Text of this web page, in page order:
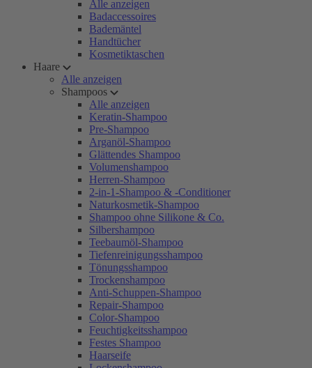
Alle anzeigen
Badaccessoires
Bademäntel
Handtücher
Kosmetiktaschen
Haare
Alle anzeigen
Shampoos
Alle anzeigen
Keratin-Shampoo
Pre-Shampoo
Arganöl-Shampoo
Glättendes Shampoo
Volumenshampoo
Herren-Shampoo
2-in-1-Shampoo & -Conditioner
Naturkosmetik-Shampoo
Shampoo ohne Silikone & Co.
Silbershampoo
Teebaumöl-Shampoo
Tiefenreinigungsshampoo
Tönungsshampoo
Trockenshampoo
Anti-Schuppen-Shampoo
Repair-Shampoo
Color-Shampoo
Feuchtigkeitsshampoo
Festes Shampoo
Haarseife